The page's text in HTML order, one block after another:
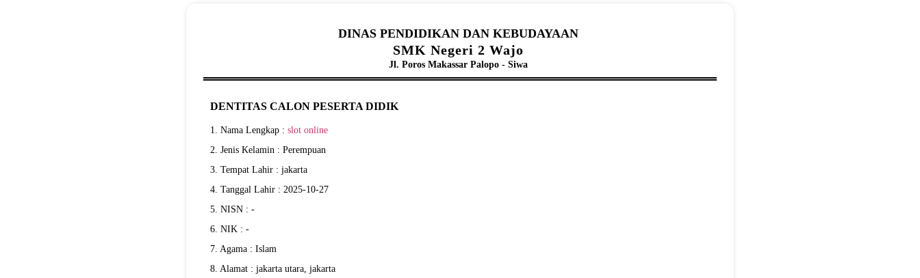
DINAS PENDIDIKAN DAN KEBUDAYAAN
SMK Negeri 2 Wajo
Jl. Poros Makassar Palopo - Siwa
DENTITAS CALON PESERTA DIDIK
1. Nama Lengkap : slot online
2. Jenis Kelamin : Perempuan
3. Tempat Lahir : jakarta
4. Tanggal Lahir : 2025-10-27
5. NISN : -
6. NIK : -
7. Agama : Islam
8. Alamat : jakarta utara, jakarta